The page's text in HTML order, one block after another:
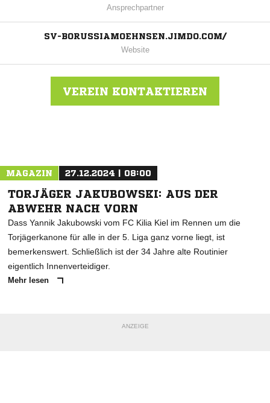
Ansprechpartner
SV-BORUSSIAMOEHNSEN.JIMDO.COM/
Website
VEREIN KONTAKTIEREN
MAGAZIN 27.12.2024 | 08:00
TORJÄGER JAKUBOWSKI: AUS DER
ABWEHR NACH VORN
Dass Yannik Jakubowski vom FC Kilia Kiel im Rennen um die
Torjägerkanone für alle in der 5. Liga ganz vorne liegt, ist
bemerkenswert. Schließlich ist der 34 Jahre alte Routinier
eigentlich Innenverteidiger.
Mehr lesen
ANZEIGE